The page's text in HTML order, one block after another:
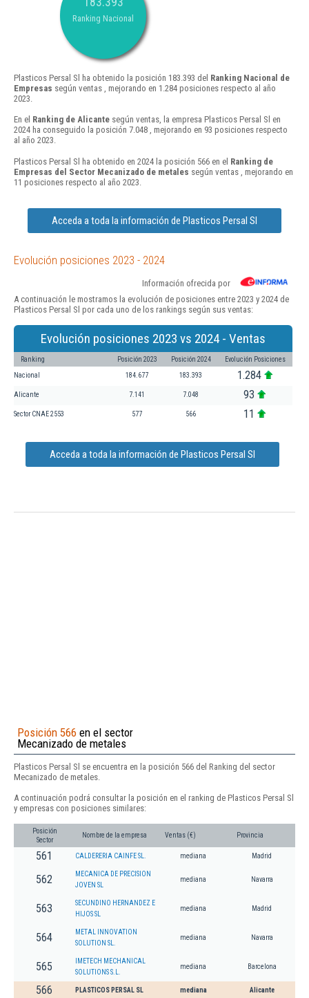
Ranking Nacional
Plasticos Persal Sl ha obtenido la posición 183.393 del Ranking Nacional de
Empresas según ventas , mejorando en 1.284 posiciones respecto al año
2023.
En el Ranking de Alicante según ventas, la empresa Plasticos Persal Sl en
2024 ha conseguido la posición 7.048 , mejorando en 93 posiciones respecto
al año 2023.
Plasticos Persal Sl ha obtenido en 2024 la posición 566 en el Ranking de
Empresas del Sector Mecanizado de metales según ventas , mejorando en
11 posiciones respecto al año 2023.
Acceda a toda la información de Plasticos Persal Sl
Evolución posiciones 2023 - 2024
Información ofrecida por
A continuación le mostramos la evolución de posiciones entre 2023 y 2024 de
Plasticos Persal Sl por cada uno de los rankings según sus ventas:
Evolución posiciones 2023 vs 2024 - Ventas
Ranking Posición 2023 Posición 2024 Evolución Posiciones
Nacional 184.677 183.393 1.284
Alicante 7.141 7.048 93
Sector CNAE 2553 577 566 11
Acceda a toda la información de Plasticos Persal Sl
Posición 566 en el sector
Mecanizado de metales
Plasticos Persal Sl se encuentra en la posición 566 del Ranking del sector
Mecanizado de metales.
A continuación podrá consultar la posición en el ranking de Plasticos Persal Sl
y empresas con posiciones similares:
Posición
Sector
Nombre de la empresa Ventas (€) Provincia
561 CALDERERIA CAINFE SL. mediana Madrid
562
MECANICA DE PRECISION
JOVEN SL
mediana Navarra
563
SECUNDINO HERNANDEZ E
HIJOS SL
mediana Madrid
564
METAL INNOVATION
SOLUTION SL.
mediana Navarra
565
IMETECH MECHANICAL
SOLUTIONS S.L.
mediana Barcelona
566 PLASTICOS PERSAL SL mediana Alicante